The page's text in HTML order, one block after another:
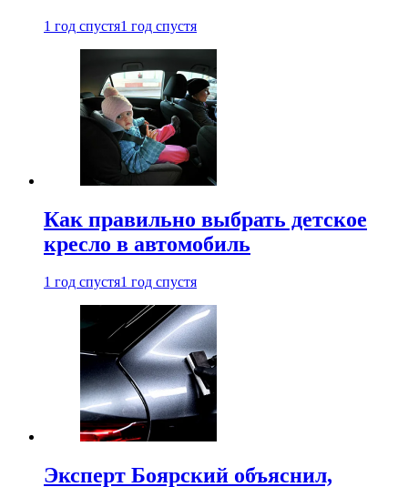
1 год спустя1 год спустя
Как правильно выбрать детское
кресло в автомобиль
1 год спустя1 год спустя
Эксперт Боярский объяснил,